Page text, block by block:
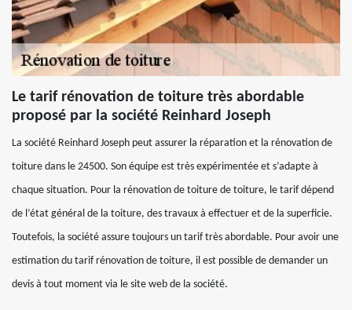
Le tarif rénovation de toiture très abordable
proposé par la société Reinhard Joseph
La société Reinhard Joseph peut assurer la réparation et la rénovation de
toiture dans le 24500. Son équipe est très expérimentée et s’adapte à
chaque situation. Pour la rénovation de toiture de toiture, le tarif dépend
de l’état général de la toiture, des travaux à effectuer et de la superficie.
Toutefois, la société assure toujours un tarif très abordable. Pour avoir une
estimation du tarif rénovation de toiture, il est possible de demander un
devis à tout moment via le site web de la société.